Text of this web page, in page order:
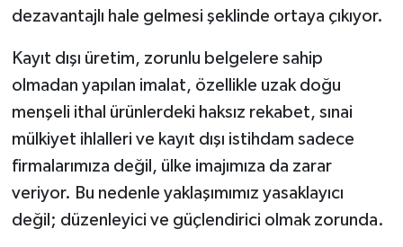
dezavantajlı hale gelmesi şeklinde ortaya çıkıyor.
Kayıt dışı üretim, zorunlu belgelere sahip
olmadan yapılan imalat, özellikle uzak doğu
menşeli ithal ürünlerdeki haksız rekabet, sınai
mülkiyet ihlalleri ve kayıt dışı istihdam sadece
firmalarımıza değil, ülke imajımıza da zarar
veriyor. Bu nedenle yaklaşımımız yasaklayıcı
değil; düzenleyici ve güçlendirici olmak zorunda.